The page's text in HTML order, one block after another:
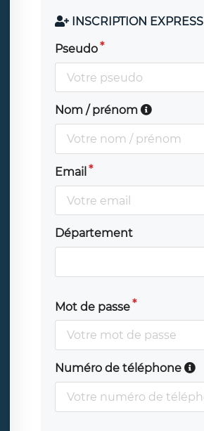
INSCRIPTION
Pseudo
Nom / prénom
Email
Département
Mot de passe
Numéro de téléphone